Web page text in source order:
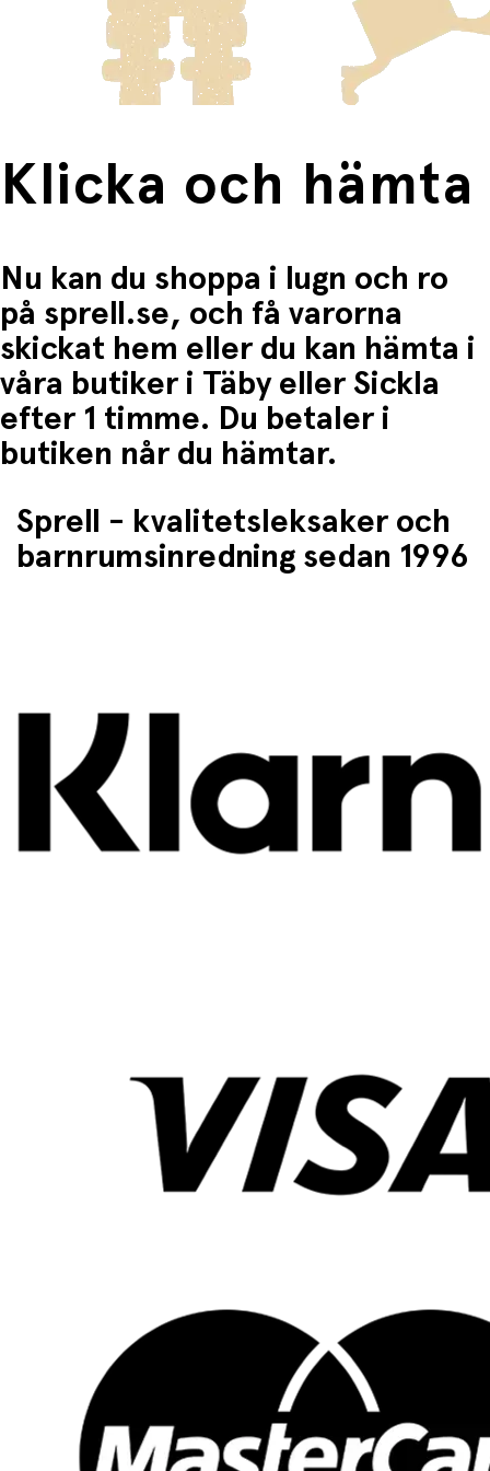
utmärkt för varma dagar i trädgården, i stugan eller på
semestern – lätt att ta med och redo för spontana
badstunder.
Skötselråd:
Förvaras torrt och utan direkt solljus för längre
hållbarhet
Töms och torkas helt innan förvaring
frakten för dessa varor visas i kassan.
Fri frakt när du handlar för mer än 1500:-
Klicka och hämta
Nu kan du shoppa i lugn och ro
på sprell.se, och få varorna
skickat hem eller du kan hämta i
våra butiker i Täby eller Sickla
efter 1 timme. Du betaler i
butiken når du hämtar.
Sprell - kvalitetsleksaker och
barnrumsinredning sedan 1996